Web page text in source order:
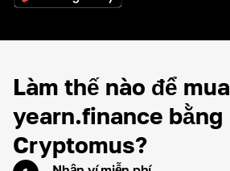
Làm thế nào để mua
yearn.finance bằng
Cryptomus?